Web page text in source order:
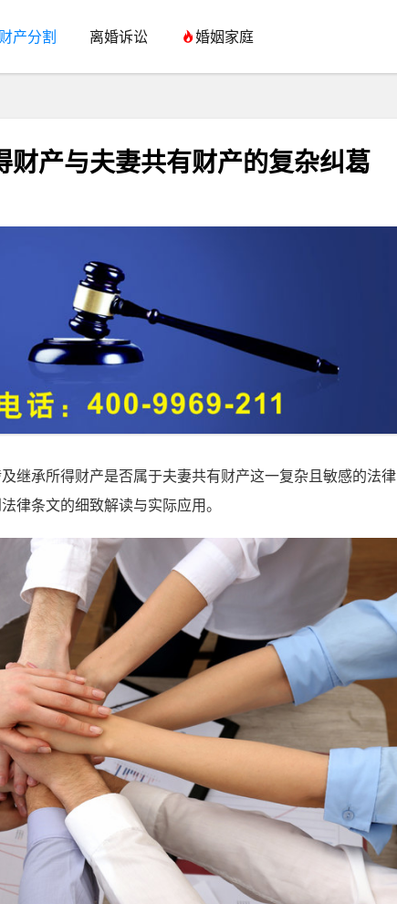
财产分割 离婚诉讼 婚姻家庭
产与夫妻共有财产的复杂纠葛
继承所得财产是否属于夫妻共有财产这一复杂且敏感的法律
律条文的细致解读与实际应用。